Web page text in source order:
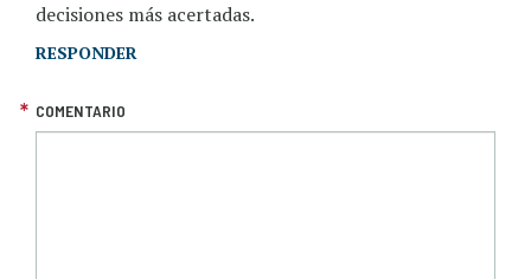
decisiones más acertadas.
RESPONDER
COMENTARIO